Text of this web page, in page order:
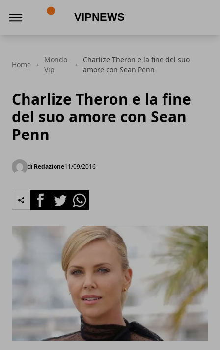
Home
Mondo
Vip
Charlize Theron e la fine del suo
amore con Sean Penn
Charlize Theron e la fine
del suo amore con Sean
Penn
di Redazione11/09/2016
FacebookTwitterWhatsapp